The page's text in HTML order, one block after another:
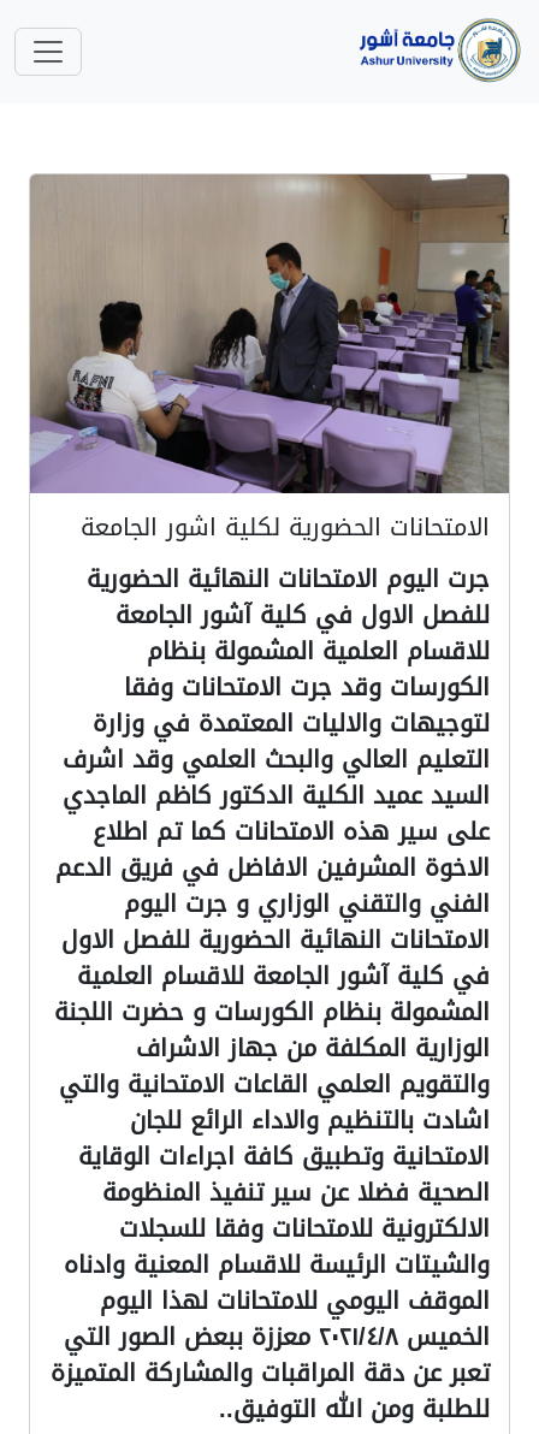
الامتحانات الحضورية لكلية اشور الجامعة
جرت اليوم الامتحانات النهائية الحضورية
للفصل الاول في كلية آشور الجامعة
للاقسام العلمية المشمولة بنظام
الكورسات وقد جرت الامتحانات وفقا
لتوجيهات والاليات المعتمدة في وزارة
التعليم العالي والبحث العلمي وقد اشرف
السيد عميد الكلية الدكتور كاظم الماجدي
على سير هذه الامتحانات كما تم اطلاع
الاخوة المشرفين الافاضل في فريق الدعم
الفني والتقني الوزاري و جرت اليوم
الامتحانات النهائية الحضورية للفصل الاول
في كلية آشور الجامعة للاقسام العلمية
المشمولة بنظام الكورسات و حضرت اللجنة
الوزارية المكلفة من جهاز الاشراف
والتقويم العلمي القاعات الامتحانية والتي
اشادت بالتنظيم والاداء الرائع للجان
الامتحانية وتطبيق كافة اجراءات الوقاية
الصحية فضلا عن سير تنفيذ المنظومة
الالكترونية للامتحانات وفقا للسجلات
والشيتات الرئيسة للاقسام المعنية وادناه
الموقف اليومي للامتحانات لهذا اليوم
الخميس ٢٠٢١/٤/٨ معززة ببعض الصور التي
تعبر عن دقة المراقبات والمشاركة المتميزة
للطلبة ومن الله التوفيق..